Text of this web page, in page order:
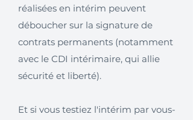
réalisées en intérim peuvent
déboucher sur la signature de
contrats permanents (notamment
avec le CDI intérimaire, qui allie
sécurité et liberté).
Et si vous testiez l'intérim par vous-